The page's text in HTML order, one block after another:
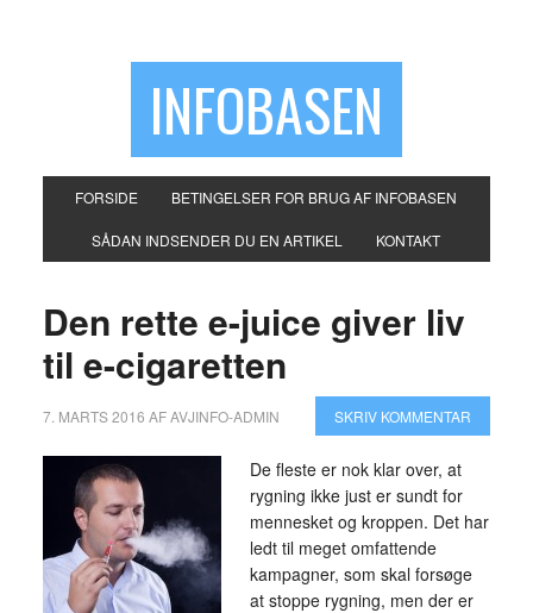
INFOBASEN
FORSIDE BETINGELSER FOR BRUG AF INFOBASEN
SÅDAN INDSENDER DU EN ARTIKEL KONTAKT
Den rette e-juice giver liv
til e-cigaretten
7. MARTS 2016 AFAVJINFO-ADMIN SKRIV KOMMENTAR
De fleste er nok klar over, at
rygning ikke just er sundt for
mennesket og kroppen. Det har
ledt til meget omfattende
kampagner, som skal forsøge
at stoppe rygning, men der er